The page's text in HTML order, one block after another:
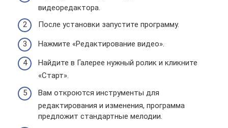
видеоредактора.
После установки запустите программу.
Нажмите «Редактирование видео».
Найдите в Галерее нужный ролик и кликните
«Старт».
Вам откроются инструменты для
редактирования и изменения, программа
предложит стандартные мелодии.